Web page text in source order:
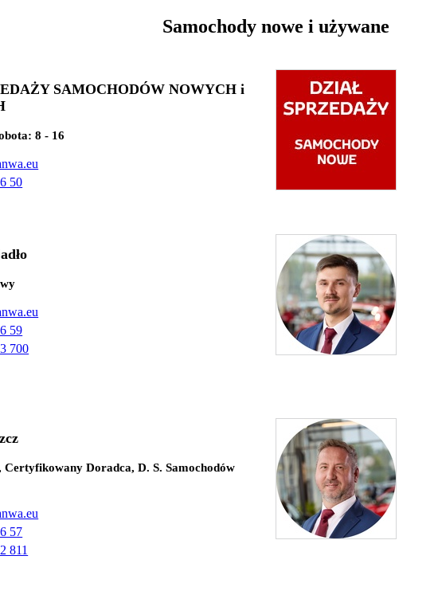
Samochody nowe i używane
SAMOCHODÓW NOWYCH i
8 - 16
50
59
700
Doradca, D. S. Samochodów
57
811